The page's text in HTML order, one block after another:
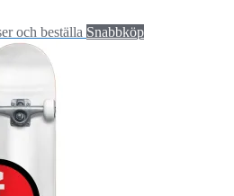
och beställa Snabbköp